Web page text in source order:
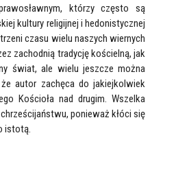
którzy często są
kultury religijnej i hedonistycznej
czasu wielu naszych wiernych
zachodnią tradycję kościelną, jak
świat, ale wielu jeszcze można
autor zachęca do jakiejkolwiek
Kościoła nad drugim. Wszelka
ponieważ kłóci się
istotą.